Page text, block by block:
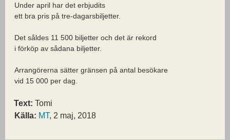
Under april har det erbjudits
ett bra pris på tre-dagarsbiljetter.
Det såldes 11 500 biljetter och det är rekord
i förköp av sådana biljetter.
Arrangörerna sätter gränsen på antal besökare
vid 15 000 per dag.
Text: Tomi
Källa: MT, 2 maj, 2018